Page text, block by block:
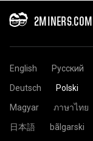
2MINERS.COM
English Русский
Deutsch
Polski
Magyar
ภาษาไทย
日本語
bãlgarski